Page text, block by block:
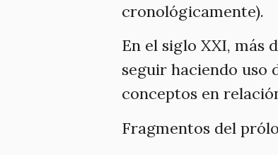
cronológicamente).
En el siglo XXI, más
seguir haciendo uso
conceptos en
Fragmentos del